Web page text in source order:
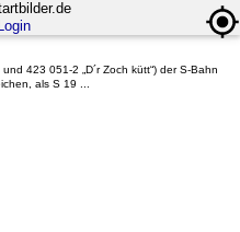
Login
423 051-2 „D´r Zoch kütt“) der S-Bahn
als S 19 ...